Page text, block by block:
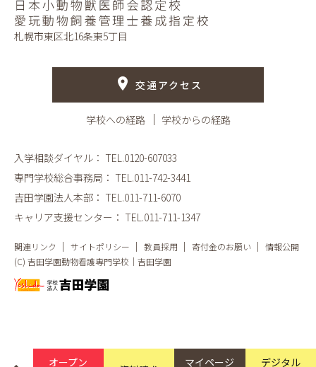
札幌市東区北16条東5丁目
交通アクセス
学校への経路 学校からの経路
入学相談ダイヤル： TEL.0120-607033
専門学校総合事務局： TEL.011-742-3441
吉田学園法人本部： TEL.011-711-6070
キャリア支援センター： TEL.011-711-1347
関連リンク サイトポリシー 教員採用 寄付金のお願い
情報公開
(C) 吉田学園動物看護専門学校｜吉田学園
オープン マイページ デジタル